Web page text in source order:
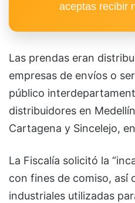
aceptas recibir
Las prendas eran
empresas de envíos o
público
distribuidores en
Cartagena y Sincelejo,
La Fiscalía solicitó la
con fines de comiso, así́
industriales utilizadas